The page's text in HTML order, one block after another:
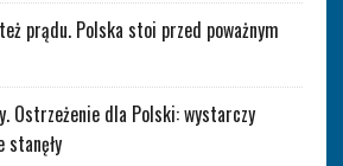
prądu. Polska stoi przed poważnym
Ostrzeżenie dla Polski: wystarczy
stanęły